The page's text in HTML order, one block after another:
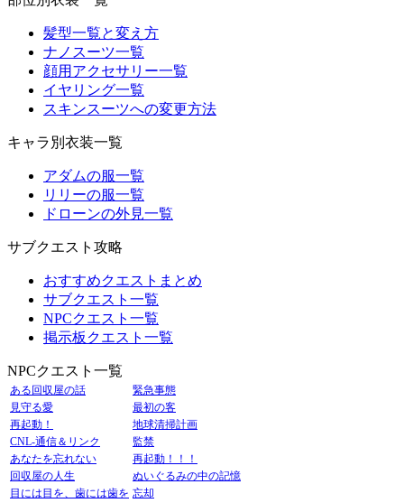
髪型一覧と変え方
ナノスーツ一覧
顔用アクセサリー一覧
イヤリング一覧
スキンスーツへの変更方法
キャラ別衣装一覧
アダムの服一覧
リリーの服一覧
ドローンの外見一覧
サブクエスト攻略
おすすめクエストまとめ
サブクエスト一覧
NPCクエスト一覧
掲示板クエスト一覧
NPCクエスト一覧
ある回収屋の話
緊急事態
見守る愛
最初の客
再起動！
地球清掃計画
CNL-通信＆リンク
監禁
あなたを忘れない
再起動！！！
回収屋の人生
ぬいぐるみの中の記憶
目には目を、歯には歯を 忘却